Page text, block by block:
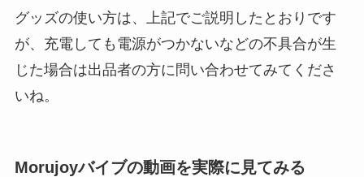
グッズの使い方は、上記でご説明したとおりです
が、充電しても電源がつかないなどの不具合が生
じた場合は出品者の方に問い合わせてみてくださ
いね。
Morujoyバイブの動画を実際に見てみる